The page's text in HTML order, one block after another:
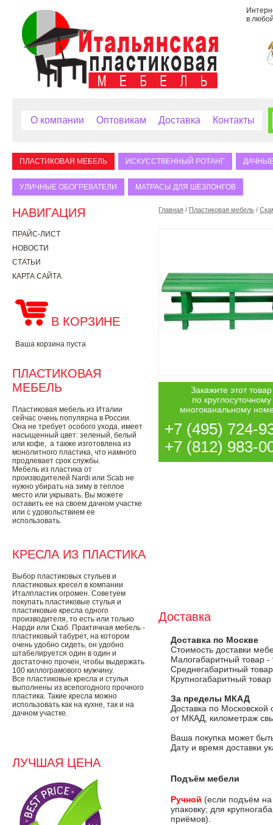
в
О компании Оптовикам Доставка Контакты
ПЛАСТИКОВАЯ МЕБЕЛЬ ИСКУССТВЕННЫЙ РОТАНГ
УЛИЧНЫЕ ОБОГРЕВАТЕЛИ МАТРАСЫ ДЛЯ ШЕЗЛОНГОВ
НАВИГАЦИЯ
ПРАЙС-ЛИСТ
НОВОСТИ
СТАТЬИ
КАРТА САЙТА
В КОРЗИНЕ
Ваша корзина пуста
ПЛАСТИКОВАЯ
МЕБЕЛЬ
Пластиковая мебель из Италии
сейчас очень популярна в России.
Она не требует особого ухода, имеет
насыщенный цвет: зеленый, белый
или кофе, а также изготовлена из
монолитного пластика, что намного
продлевает срок службы.
Мебель из пластика от
производителей Nardi или Scab не
нужно убирать на зиму в теплое
место или укрывать. Вы можете
оставить ее на своем дачном участке
или с удовольствием ее
использовать.
КРЕСЛА ИЗ ПЛАСТИКА
Выбор пластиковых стульев и
пластиковых кресел в компании
Италпластик огромен. Советуем
покупать пластиковые стулья и
пластиковые кресла одного
производителя, то есть или только
Нарди или Скаб. Практичная мебель -
пластиковый табурет, на котором
очень удобно сидеть, он удобно
штабелируется один в один и
достаточно прочен, чтобы выдержать
100 киллограмового мужчину.
Все пластиковые кресла и стулья
выполнены из всепогодного прочного
пластика. Такие кресла можно
использовать как на кухне, так и на
дачном участке.
ЛУЧШАЯ ЦЕНА
Главная / Пластиковая мебель /
Закажите этот товар
по круглосуточному
многоканальному
+7 (495) 724-
+7 (812) 983-
Доставка
Доставка по Москве
Стоимость доставки
Малогабаритный товар -
Среднегабаритный
Крупногабаритный
За пределы МКАД
Доставка по
от МКАД, километраж
Ваша покупка может
Дату и время доставки
Подъём мебели
Ручной (если подъём
упаковку; для
приёмов).